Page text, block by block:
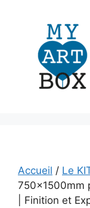
Accueil / Le
750x1500mm
| Finition et